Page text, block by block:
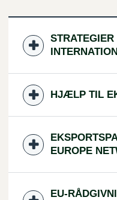
STRATEGIER
HJÆLP TIL
EUROPE
EU-